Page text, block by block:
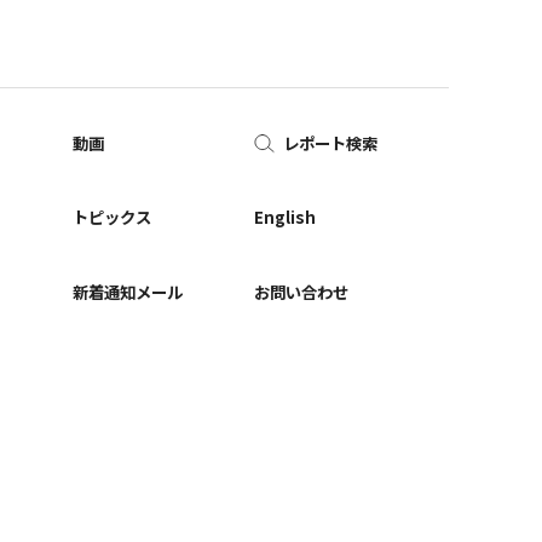
動画
トピックス
新着通知メール
レポート検索
English
お問い合わせ